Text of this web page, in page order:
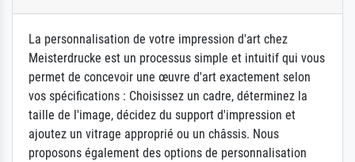
La personnalisation de votre impression d'art chez
Meisterdrucke est un processus simple et intuitif qui vous
permet de concevoir une œuvre d'art exactement selon
vos spécifications : Choisissez un cadre, déterminez la
taille de l'image, décidez du support d'impression et
ajoutez un vitrage approprié ou un châssis. Nous
proposons également des options de personnalisation